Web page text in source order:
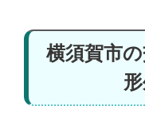
横須賀市